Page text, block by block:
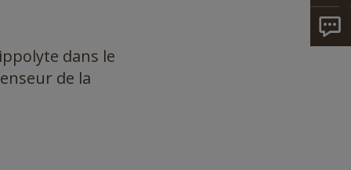
dans le
de la